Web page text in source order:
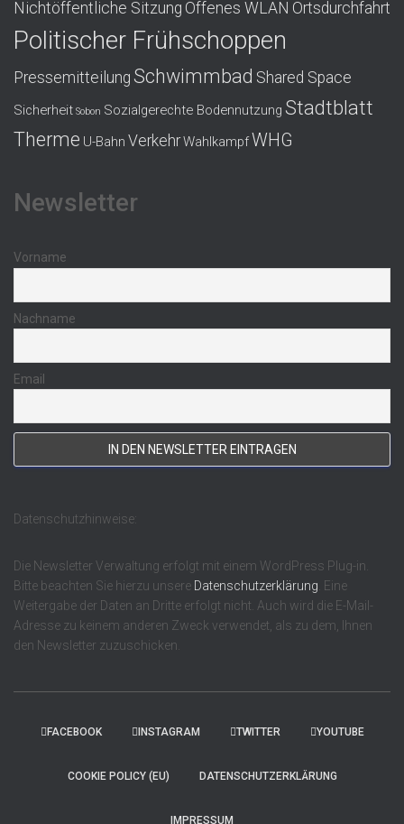
Nichtöffentliche Sitzung Offenes WLAN Ortsdurchfahrt
Politischer Frühschoppen
Pressemitteilung Schwimmbad Shared Space
Sicherheit Sobon Sozialgerechte Bodennutzung Stadtblatt
Therme U-Bahn VerkehrWahlkampfWHG
Newsletter
Vorname
Nachname
Email
Datenschutzhinweise:
Die Newsletter Verwaltung erfolgt mit einem WordPress Plug-in.
Bitte beachten Sie hierzu unsere Datenschutzerklärung . Eine
Weitergabe der Daten an Dritte erfolgt nicht. Auch wird die E-Mail-
Adresse zu keinem anderen Zweck verwendet, als zu dem, Ihnen
den Newsletter zuzuschicken.
FACEBOOK INSTAGRAM TWITTER YOUTUBE
COOKIE POLICY (EU) DATENSCHUTZERKLÄRUNG
IMPRESSUM